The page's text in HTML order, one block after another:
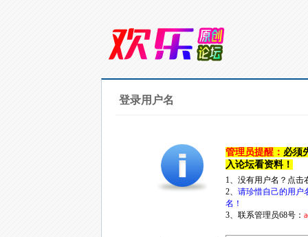
登录用户名
管理员提醒： 必须
入论坛看资料！
1、没有用户名？点
2、 请珍惜自己的用户
名！
3、联系管理员68号：